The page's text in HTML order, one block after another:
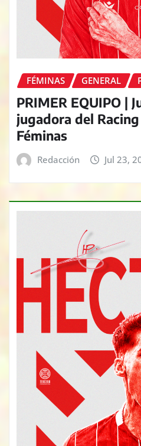
FÉMINAS GENERAL
PRIMER EQUIPO |
jugadora del
Féminas
Redacción Jul 23,